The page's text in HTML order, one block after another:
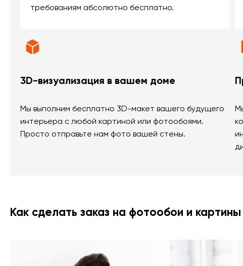
требованиям абсолютно бесплатно.
3D-визуализация в вашем доме
Мы выполним бесплатно 3D-макет вашего будущего
интерьера с любой картиной или фотообоями.
Просто отправьте нам фото вашей стены.
Как сделать заказ на фотообои и картины